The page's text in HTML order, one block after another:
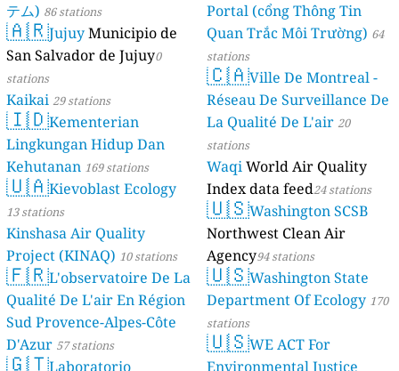
テム) 86 stations
🇦🇷Jujuy Municipio de
San Salvador de Jujuy0
stations
Kaikai 29 stations
🇮🇩Kementerian
Lingkungan Hidup Dan
Kehutanan 169 stations
🇺🇦Kievoblast Ecology
13 stations
Kinshasa Air Quality
Project (KINAQ) 10 stations
🇫🇷L'observatoire De La
Qualité De L'air En Région
Sud Provence-Alpes-Côte
D'Azur 57 stations
🇬🇹Laboratorio
Portal (cổng Thông Tin
Quan Trắc Môi Trường) 64
stations
🇨🇦Ville De Montreal -
Réseau De Surveillance De
La Qualité De L'air 20
stations
WaqiWorld Air Quality
Index data feed24 stations
🇺🇸Washington SCSB
Northwest Clean Air
Agency94 stations
🇺🇸Washington State
Department Of Ecology 170
stations
🇺🇸WE ACT For
Environmental Justice